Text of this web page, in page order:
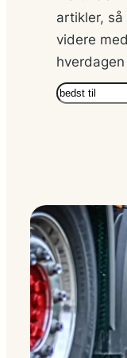
artikler,
videre
Søg